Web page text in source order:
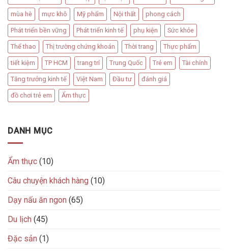
mùa hè mực khô Mỹ phẩm Nội thất phong cách
Phát triển bền vững Phát triển kinh tế phụ kiện Sức khỏe
Thể thao Thị trường chứng khoán Thời trang Thực phẩm
tiết kiệm TP HCM trang trí Trung Quốc Trẻ em Tài chính
Tăng trưởng kinh tế Việt Nam Đầu tư đánh giá
đồ chơi trẻ em Ẩm thực
DANH MỤC
Ẩm thực (10)
Câu chuyện khách hàng (10)
Dạy nấu ăn ngon (65)
Du lịch (45)
Đặc sản (1)